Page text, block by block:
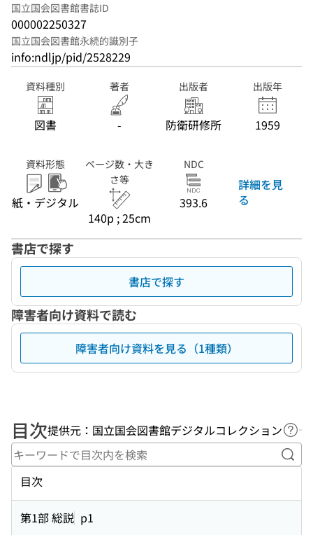
国立国会図書館書誌ID
000002250327
国立国会図書館永続的識別子
info:ndljp/pid/2528229
資料種別
図書
著者
-
出版者
防衛研修所
出版年
1959
資料形態
紙・デジタル
ページ数・大き
さ等
140p ; 25cm
NDC
393.6
詳細を見
る
書店で探す
書店で探す
障害者向け資料で読む
障害者向け資料を見る（1種類）
目次提供元：国立国会図書館デジタルコレクション ヘ
キ
目次
第1部 総説 p1